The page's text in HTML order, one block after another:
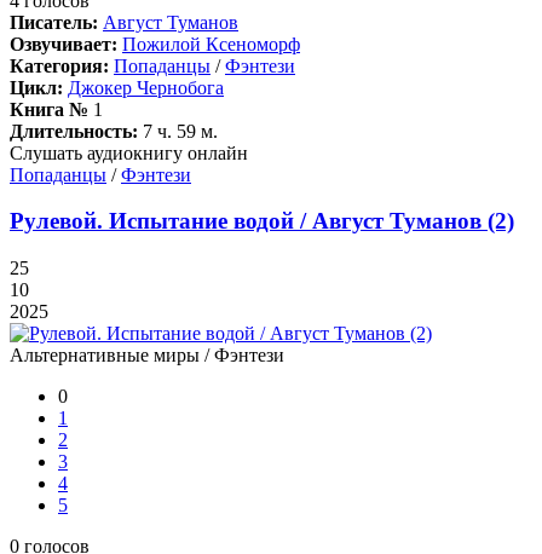
Писатель: Август Туманов
Озвучивает: Пожилой Ксеноморф
Категория: Попаданцы /Фэнтези
Цикл: Джокер Чернобога
Книга № 1
Длительность: 7 ч. 59 м.
Слушать аудиокнигу онлайн
Попаданцы /Фэнтези
Рулевой. Испытание водой / Август Туманов (2)
25
10
2025
Альтернативные миры / Фэнтези
0
1
2
3
4
5
0 голосов